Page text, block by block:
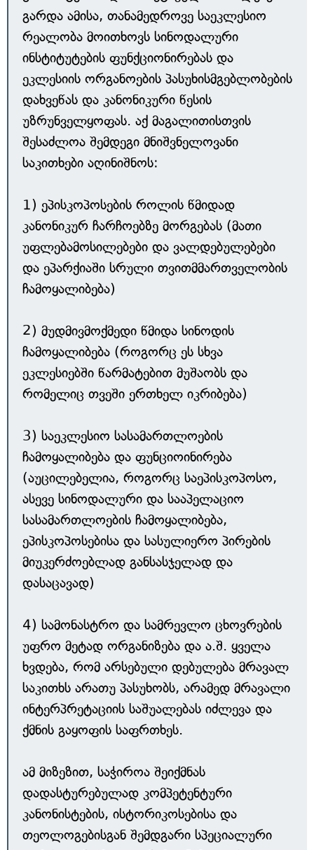
გარდა ამისა, თანამედროვე საეკლესიო
რეალობა მოითხოვს სინოდალური
ინსტიტუტების ფუნქციონირებას და
ეკლესიის ორგანოების პასუხისმგებლობების
დახვეწას და კანონიკური წესის
უზრუნველყოფას. აქ მაგალითისთვის
შესაძლოა შემდეგი მნიშვნელოვანი
საკითხები აღინიშნოს:
1) ეპისკოპოსების როლის წმიდად
კანონიკურ ჩარჩოებზე მორგებას (მათი
უფლებამოსილებები და ვალდებულებები
და ეპარქიაში სრული თვითმმართველობის
ჩამოყალიბება)
2) მუდმივმოქმედი წმიდა სინოდის
ჩამოყალიბება (როგორც ეს სხვა
ეკლესიებში წარმატებით მუშაობს და
რომელიც თვეში ერთხელ იკრიბება)
3) საეკლესიო სასამართლოების
ჩამოყალიბება და ფუნციოინირება
(აუცილებელია, როგორც საეპისკოპოსო,
ასევე სინოდალური და სააპელაციო
სასამართლოების ჩამოყალიბება,
ეპისკოპოსებისა და სასულიერო პირების
მიუკერძოებლად განსასჯელად და
დასაცავად)
4) სამონასტრო და სამრევლო ცხოვრების
უფრო მეტად ორგანიზება და ა.შ. ყველა
ხვდება, რომ არსებული დებულება მრავალ
საკითხს არათუ პასუხობს, არამედ მრავალი
ინტერპრეტაციის საშუალებას იძლევა და
ქმნის გაყოფის საფრთხეს.
ამ მიზეზით, საჭიროა შეიქმნას
დადასტურებულად კომპეტენტური
კანონისტების, ისტორიკოსებისა და
თეოლოგებისგან შემდგარი სპეციალური